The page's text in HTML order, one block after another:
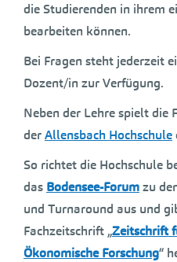
die Studierenden in ihrem
bearbeiten können.
Bei Fragen steht jederzeit
Dozent/in zur Verfügung.
Neben der Lehre spielt die
derAllensbach Hochschule
So richtet die Hochschule
das Bodensee-Forumzu
und Turnaround aus und
Fachzeitschrift „Zeitschrift
Ökonomische Forschung“